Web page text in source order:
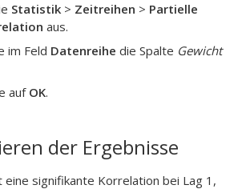
Statistik > Zeitreihen > Partielle
aus.
im Feld Datenreihe die Spalte Gewicht
auf OK.
der Ergebnisse
eine signifikante Korrelation bei Lag 1,